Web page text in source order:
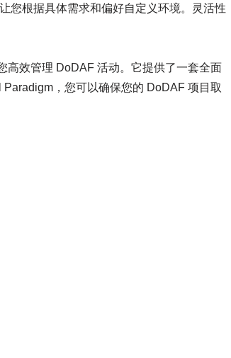
您根据具体需求和偏好自定义环境。灵活性
高效管理 DoDAF 活动。它提供了一套全面
，您可以确保您的 DoDAF 项目取